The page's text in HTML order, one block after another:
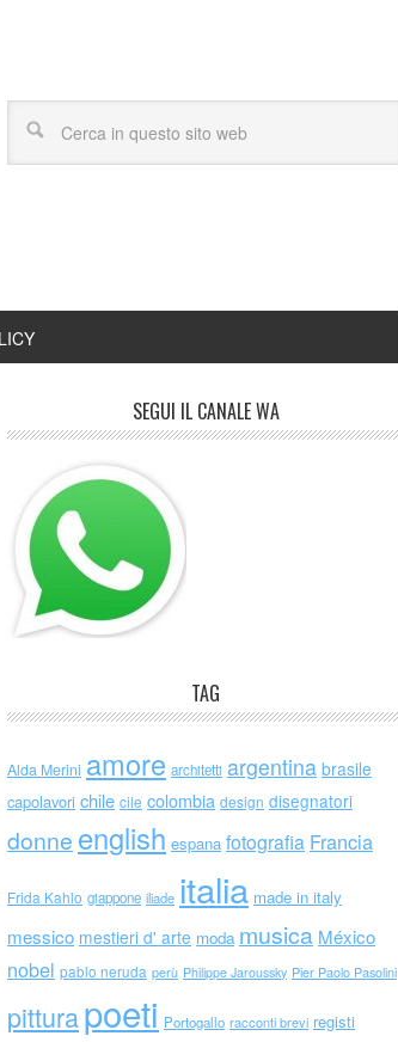
SEGUI IL CANALE WA
TAG
Alda Merini amore architetti argentina brasile
capolavori chile cile colombia design disegnatori
donne english espana fotografia Francia
Frida Kahlo giappone iliade italia made in italy
messico mestieri d' arte moda musica México
nobel pablo neruda perù Philippe Jaroussky Pier Paolo Pasolini
pitturapoeti Portogallo racconti brevi registi